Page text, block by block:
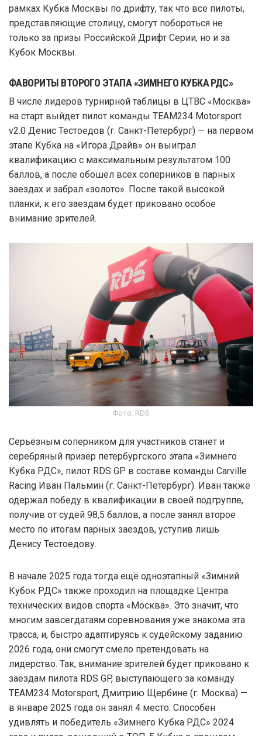
рамках Кубка Москвы по дрифту, так что все пилоты,
представляющие столицу, смогут побороться не
только за призы Российской Дрифт Серии, но и за
Кубок Москвы.
ФАВОРИТЫ ВТОРОГО ЭТАПА «ЗИМНЕГО КУБКА РДС»
В числе лидеров турнирной таблицы в ЦТВС «Москва»
на старт выйдет пилот команды TEAM234 Motorsport
v2.0 Денис Тестоедов (г. Санкт-Петербург) — на первом
этапе Кубка на «Игора Драйв» он выиграл
квалификацию с максимальным результатом 100
баллов, а после обошёл всех соперников в парных
заездах и забрал «золото». После такой высокой
планки, к его заездам будет приковано особое
внимание зрителей.
Фото: RDS
Серьёзным соперником для участников станет и
серебряный призёр петербургского этапа «Зимнего
Кубка РДС», пилот RDS GP в составе команды Carville
Racing Иван Пальмин (г. Санкт-Петербург). Иван также
одержал победу в квалификации в своей подгруппе,
получив от судей 98,5 баллов, а после занял второе
место по итогам парных заездов, уступив лишь
Денису Тестоедову.
В начале 2025 года тогда ещё одноэтапный «Зимний
Кубок РДС» также проходил на площадке Центра
технических видов спорта «Москва». Это значит, что
многим завсегдатаям соревнования уже знакома эта
трасса, и, быстро адаптируясь к судейскому заданию
2026 года, они смогут смело претендовать на
лидерство. Так, внимание зрителей будет приковано к
заездам пилота RDS GP, выступающего за команду
TEAM234 Motorsport, Дмитрию Щербине (г. Москва) —
в январе 2025 года он занял 4 место. Способен
удивлять и победитель «Зимнего Кубка РДС» 2024